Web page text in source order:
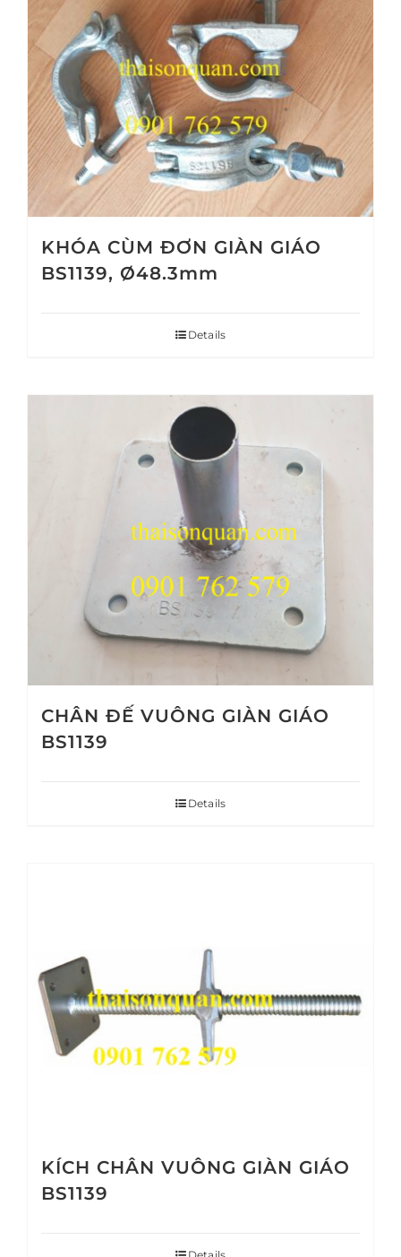
KHÓA CÙM ĐƠN GIÀN GIÁO
BS1139, Ø48.3mm
Details
CHÂN ĐẾ VUÔNG GIÀN GIÁO
BS1139
Details
KÍCH CHÂN VUÔNG GIÀN GIÁO
BS1139